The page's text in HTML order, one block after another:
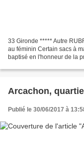
33 Gironde ***** Autre
au féminin Certain sacs à
baptisé en l'honneur de la
Arcachon,
Publié le 30/06/2017 à